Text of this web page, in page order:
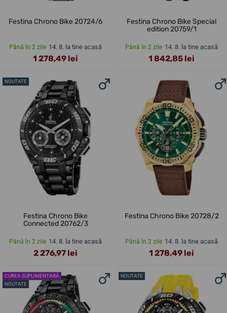
Festina Chrono Bike 20724/6
Până în 2 zile 14. 8. la tine acasă
1 278,49 lei
Festina Chrono Bike Special
edition 20759/1
Până în 2 zile 14. 8. la tine acasă
1 842,85 lei
NOUTATE
Festina Chrono Bike
Connected 20762/3
Până în 2 zile 14. 8. la tine acasă
2 276,97 lei
Festina Chrono Bike 20728/2
Până în 2 zile 14. 8. la tine acasă
1 278,49 lei
CUREA SUPLIMENTARĂ
NOUTATE
NOUTATE